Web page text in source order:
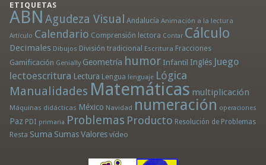
ETIQUETAS
ABN Agudeza Visual Andalucía Animación a la lectura
Artículo Calendario Comprensión lectora Contar Cálculo
Decimales Dibujos División tradicional Escritura Fracciones
Gamificación Genially Geometría humor Infantil Inglés Juego
lectoescritura Lectura Lengua lenguaje Lógica
Manualidades Matemáticas multiplicación
Máquinas didácticas México Navidad numeración operaciones
Paz PDI primaria Problemas Producto Resolución de Problemas
Resta Suma Sumas Valores vídeo